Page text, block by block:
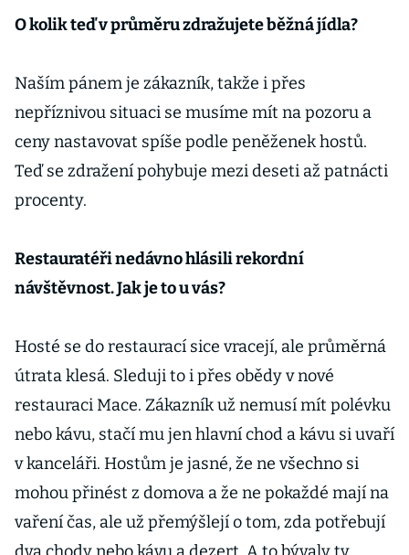
O kolik teď v průměru zdražujete běžná jídla?
Naším pánem je zákazník, takže i přes
nepříznivou situaci se musíme mít na pozoru a
ceny nastavovat spíše podle peněženek hostů.
Teď se zdražení pohybuje mezi deseti až patnácti
procenty.
Restauratéři nedávno hlásili rekordní
návštěvnost. Jak je to u vás?
Hosté se do restaurací sice vracejí, ale průměrná
útrata klesá. Sleduji to i přes obědy v nové
restauraci Mace. Zákazník už nemusí mít polévku
nebo kávu, stačí mu jen hlavní chod a kávu si uvaří
v kanceláři. Hostům je jasné, že ne všechno si
mohou přinést z domova a že ne pokaždé mají na
vaření čas, ale už přemýšlejí o tom, zda potřebují